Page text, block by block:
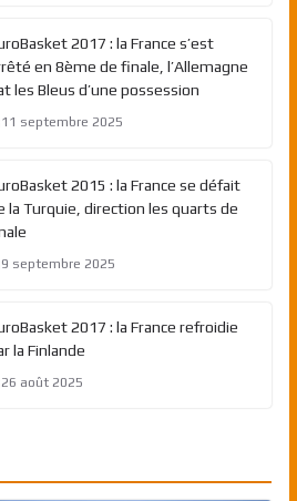
2017 : la France s’est
en 8ème de finale, l’Allemagne
les Bleus d’une possession
11 septembre 2025
2015 : la France se défait
la Turquie, direction les quarts de
9 septembre 2025
2017 : la France refroidie
la Finlande
26 août 2025